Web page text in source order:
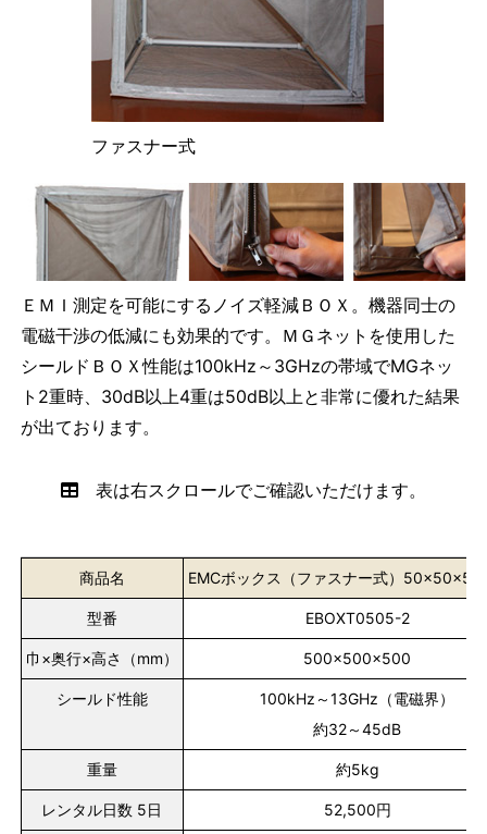
ファスナー式
ＥＭＩ測定を可能にするノイズ軽減ＢＯＸ。機器同士の
電磁干渉の低減にも効果的です。ＭＧネットを使用した
シールドＢＯＸ性能は100kHz～3GHzの帯域でMGネッ
ト2重時、30dB以上4重は50dB以上と非常に優れた結果
が出ております。
表は右スクロールでご確認いただけます。
商品名 EMCボックス（ファスナー式）50×50×50
型番 EBOXT0505-2
巾×奥行×高さ（mm） 500×500×500
シールド性能
100kHz～13GHz（電磁界）
約32～45dB
重量 約5kg
レンタル日数 5日 52,500円